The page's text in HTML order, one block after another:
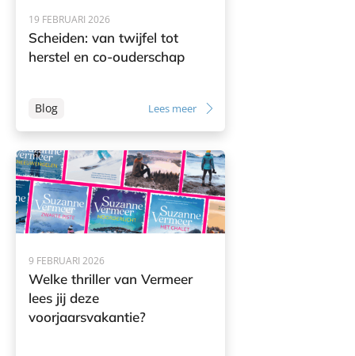
19 FEBRUARI 2026
Scheiden: van twijfel tot
herstel en co-ouderschap
Blog Lees meer
9 FEBRUARI 2026
Welke thriller van Vermeer
lees jij deze
voorjaarsvakantie?